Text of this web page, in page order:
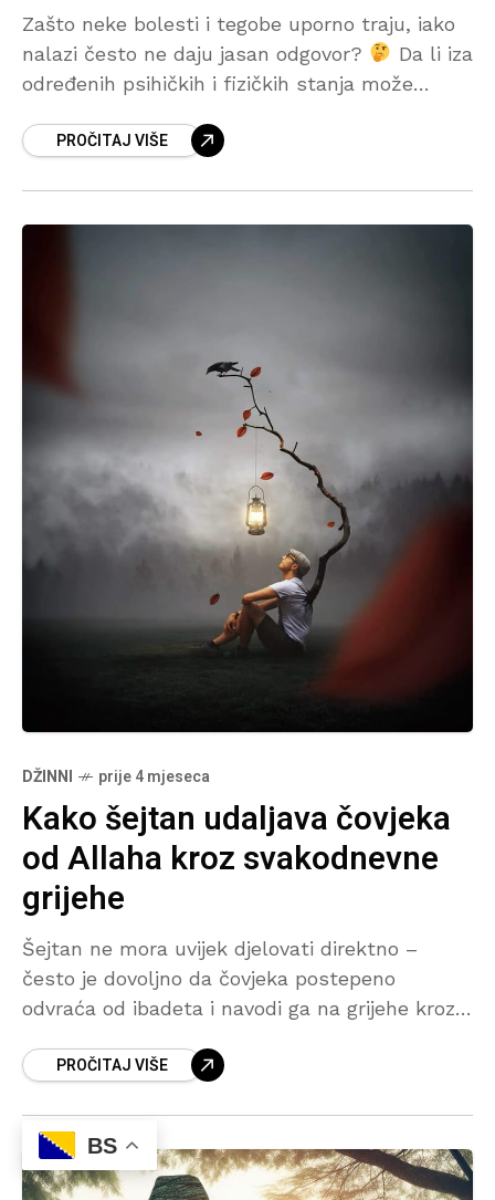
Zašto neke bolesti i tegobe uporno traju, iako
nalazi često ne daju jasan odgovor?
Da li iza
određenih psihičkih i fizičkih stanja može
govori? U ovom tekstu donosimo pregled
džinskim djelovanjem – od problema sa
PROČITAJ VIŠE
DŽINNI prije 4 mjeseca
Kako šejtan udaljava čovjeka
od Allaha kroz svakodnevne
grijehe
Šejtan ne mora uvijek djelovati direktno –
često je dovoljno da čovjeka postepeno
odvraća od ibadeta i navodi ga na grijehe kroz
se osoba polako udaljava od Allaha, slabi njen
naglašava da i “male” navike i grijesi, ako se
ponavljaju, mogu imati ozbiljne posljedice na
stanje srca i duhovnu stabilnost čovjeka.
PROČITAJ VIŠE
BS